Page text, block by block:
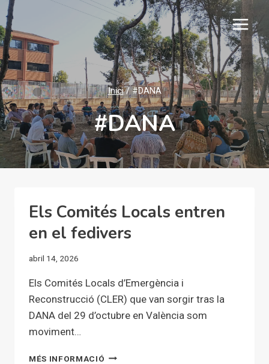
Vés
al
contingut
Inici / #DANA
#DANA
Els Comités Locals entren
en el fedivers
abril 14, 2026
Els Comités Locals d’Emergència i
Reconstrucció (CLER) que van sorgir tras la
DANA del 29 d’octubre en València som
moviment…
MÉS INFORMACIÓ ELS